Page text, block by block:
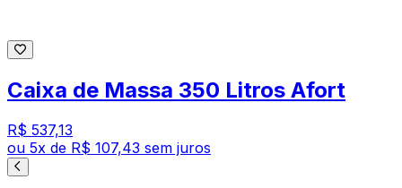
Caixa de Massa 350 Litros Afort
R$ 537,13
ou 5x de R$ 107,43 sem juros